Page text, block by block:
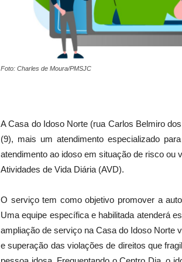
Foto: Charles de Moura/PMSJC
A Casa do Idoso Norte (rua Carlos Belmiro
(9), mais um atendimento especializado
atendimento ao idoso em situação de risco ou
Atividades de Vida Diária (AVD).
O serviço tem como objetivo promover a
Uma equipe específica e habilitada atenderá
ampliação de serviço na Casa do Idoso Norte
e superação das violações de direitos que